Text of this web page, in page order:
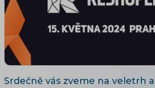
Srdečně vás zveme na veletrh